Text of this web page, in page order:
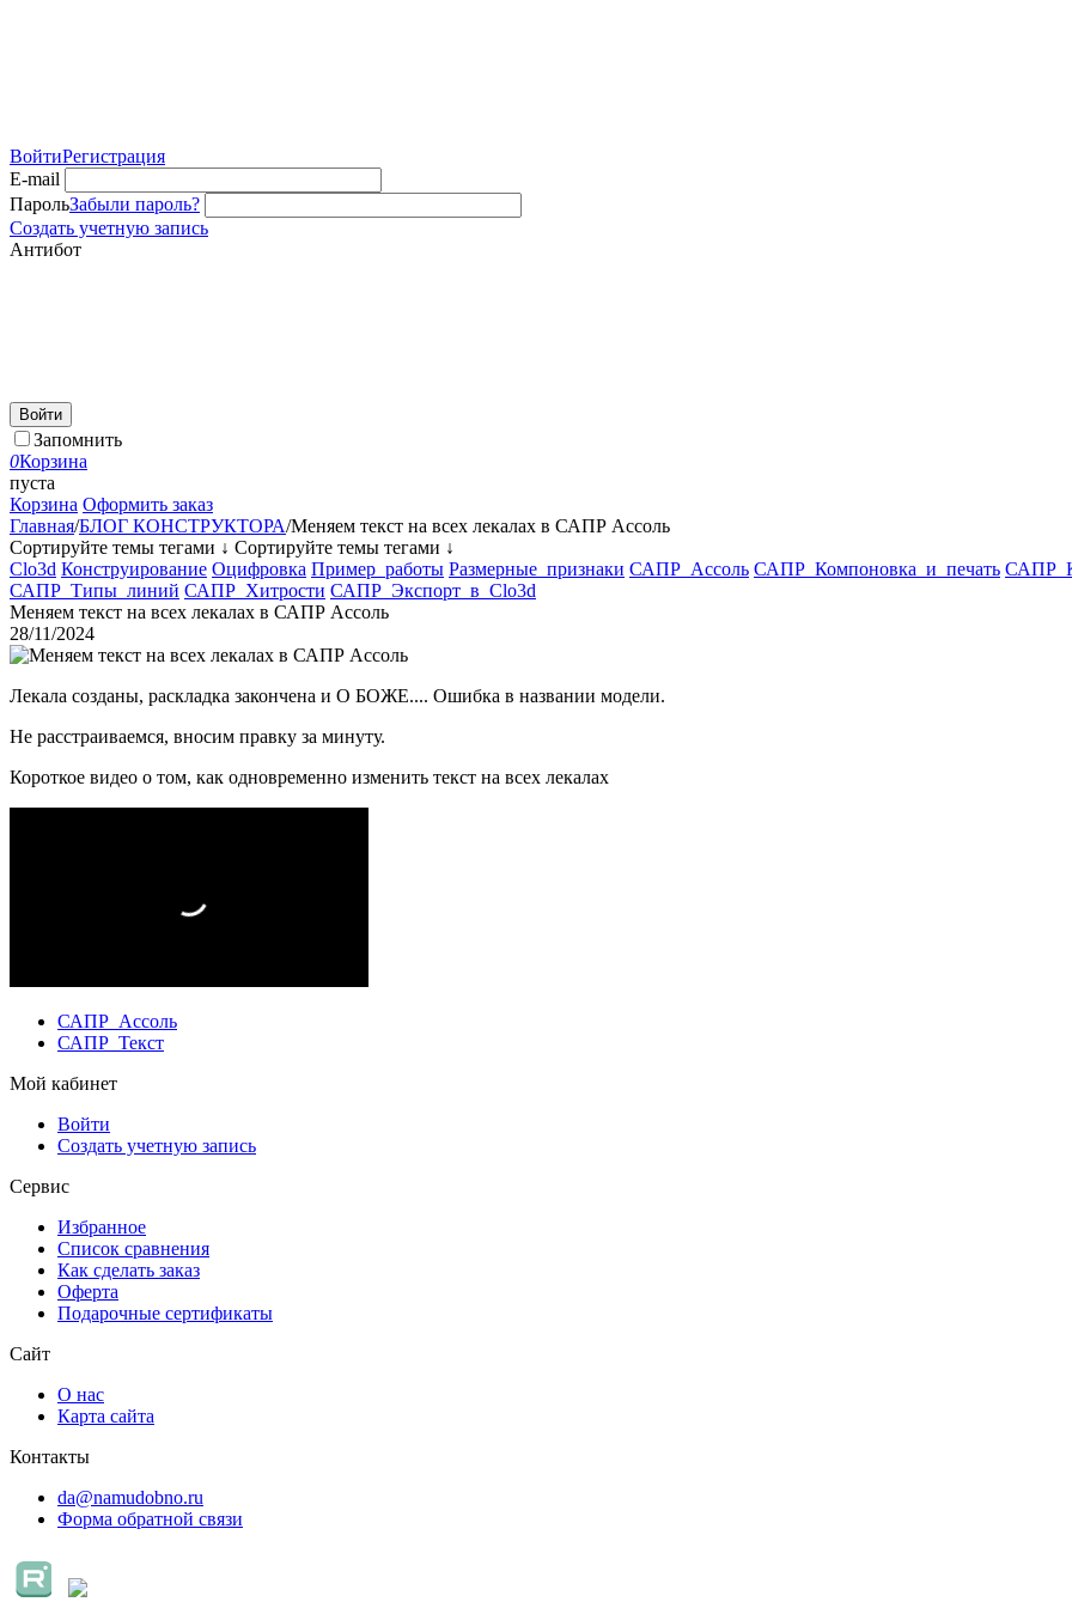
ВойтиРегистрация
E-mail
ПарольЗабыли пароль?
Создать учетную запись
Антибот
Войти
Запомнить
0Корзина
пуста
Корзина Оформить заказ
Главная/БЛОГ КОНСТРУКТОРА/Меняем текст на всех лекалах в САПР Ассоль
Сортируйте темы тегами ↓ Сортируйте темы тегами ↓
Clo3d Конструирование Оцифровка Пример_работы Размерные_признаки САПР_Ассоль САПР_Компоновка_и_печать
САПР_Типы_линий САПР_Хитрости САПР_Экспорт_в_Clo3d
Меняем текст на всех лекалах в САПР Ассоль
28/11/2024
Лекала созданы, раскладка закончена и О БОЖЕ.... Ошибка в названии модели.
Не расстраиваемся, вносим правку за минуту.
Короткое видео о том, как одновременно изменить текст на всех лекалах
САПР_Ассоль
САПР_Текст
Мой кабинет
Войти
Создать учетную запись
Сервис
Избранное
Список сравнения
Как сделать заказ
Оферта
Подарочные сертификаты
Сайт
О нас
Карта сайта
Контакты
da@namudobno.ru
Форма обратной связи